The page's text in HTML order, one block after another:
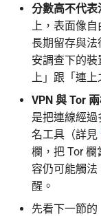
用 AI 工作時
外洩
香港
澳門
日本
南韓
台灣（基準）
菲律賓
分數高不代表
上，表面像
長期留存與法
安調查下的
上」跟「連
VPN 與 Tor 兩
是把連線經
名工具（詳見
欄，把 Tor
容仍可能觸
醒。
先看下一節的